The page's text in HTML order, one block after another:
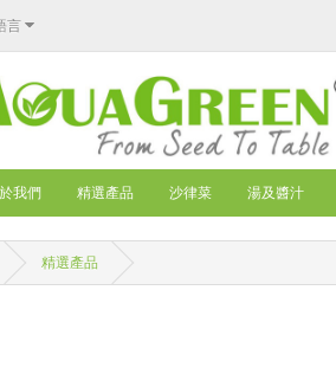
言
我們 精選產品 沙律菜 湯及醬汁
精選產品